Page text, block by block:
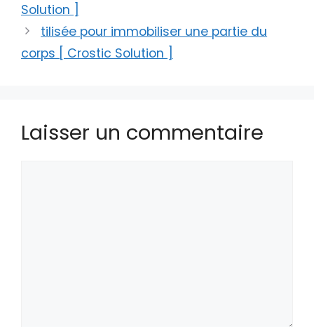
Solution ]
tilisée pour immobiliser une partie du
corps [ Crostic Solution ]
Laisser un commentaire